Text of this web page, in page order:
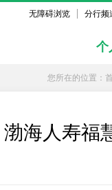
无障碍浏览 分行频
个
您所在的位置：
渤海人寿福